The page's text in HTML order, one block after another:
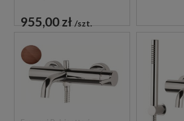
PODTYNKOWA
955,00 zł szt.